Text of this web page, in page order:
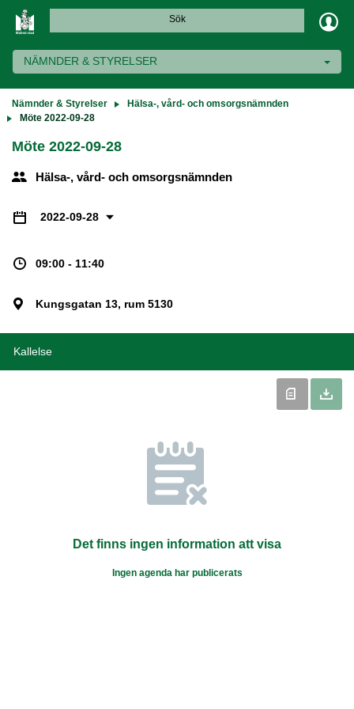
Sök
NÄMNDER & STYRELSER
Nämnder & Styrelser
Hälsa-, vård- och omsorgsnämnden
Möte 2022-09-28
Möte 2022-09-28
Hälsa-, vård- och omsorgsnämnden
2022-09-28
09:00 - 11:40
Kungsgatan 13, rum 5130
Kallelse
Det finns ingen information att visa
Ingen agenda har publicerats